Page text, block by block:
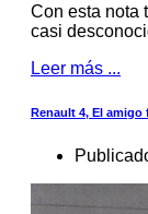
Con esta nota
casi
Leer más ...
Renault 4, El amigo